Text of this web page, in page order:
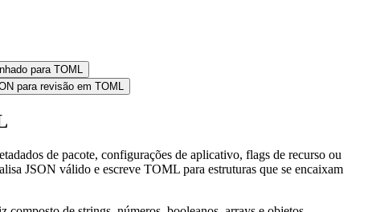
para TOML
para revisão em TOML
de pacote, configurações de aplicativo, flags de recurso ou
JSON válido e escreve TOML para estruturas que se encaixam